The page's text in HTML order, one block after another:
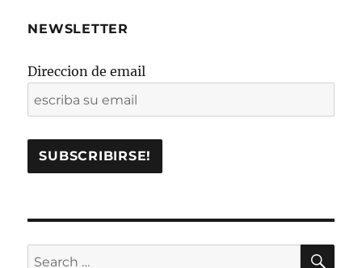
NEWSLETTER
Direccion de email
Search